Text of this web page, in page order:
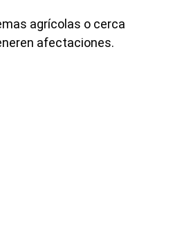
agrícolas o cerca
afectaciones.